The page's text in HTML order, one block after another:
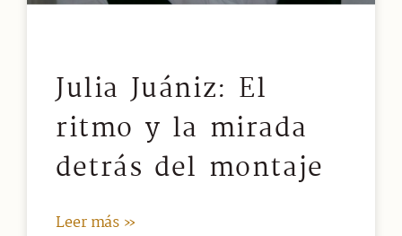
Julia Juániz: El
ritmo y la mirada
detrás del montaje
Leer más »